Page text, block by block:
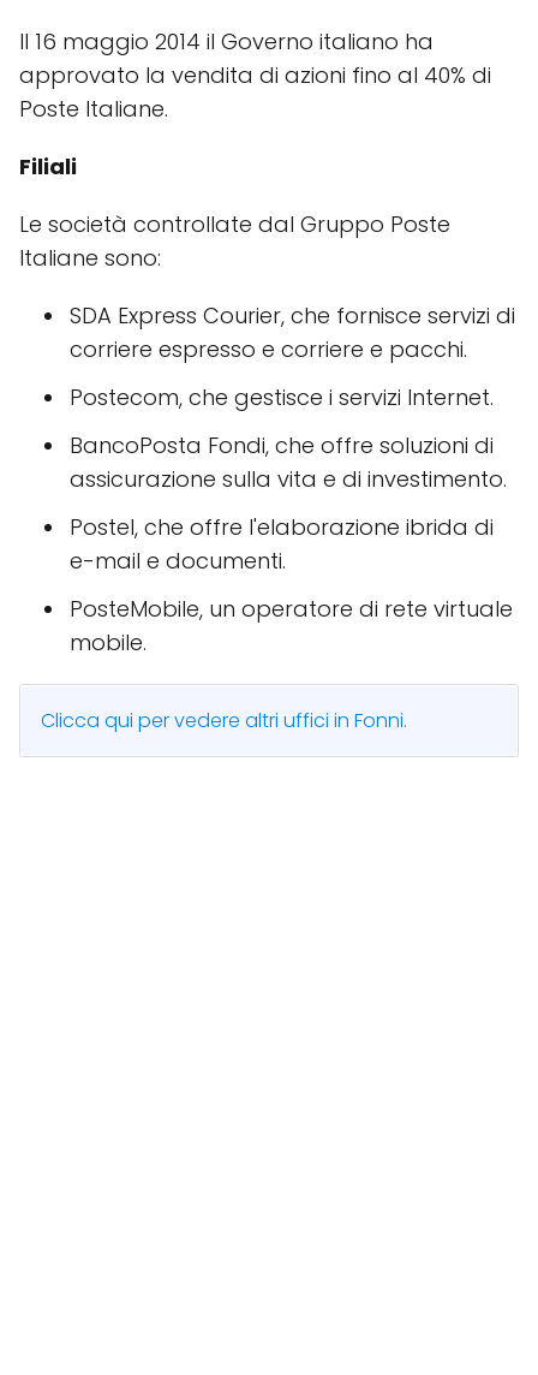
Il 16 maggio 2014 il Governo italiano ha
approvato la vendita di azioni fino al 40% di
Poste Italiane.
Filiali
Le società controllate dal Gruppo Poste
Italiane sono:
SDA Express Courier, che fornisce servizi di
corriere espresso e corriere e pacchi.
Postecom, che gestisce i servizi Internet.
BancoPosta Fondi, che offre soluzioni di
assicurazione sulla vita e di investimento.
Postel, che offre l'elaborazione ibrida di
e-mail e documenti.
PosteMobile, un operatore di rete virtuale
mobile.
Clicca qui per vedere altri uffici in Fonni.